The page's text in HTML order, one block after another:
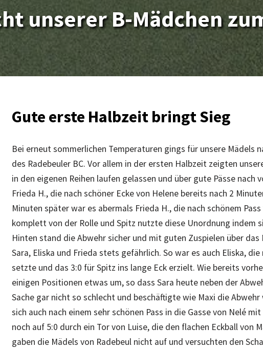
unserer B-Mädchen
Gute erste Halbzeit bringt Sieg
Bei erneut sommerlichen Temperaturen gings für unsere Mädels
des Radebeuler BC. Vor allem in der ersten Halbzeit zeigten
in den eigenen Reihen laufen gelassen und über gute Pässe
Frieda H., die nach schöner Ecke von Helene bereits nach 2
Minuten später war es abermals Frieda H., die nach schönem
komplett von der Rolle und Spitz nutzte diese Unordnung indem
Hinten stand die Abwehr sicher und mit guten Zuspielen über
Sara, Eliska und Frieda stets gefährlich. So war es auch Eliska,
setzte und das 3:0 für Spitz ins lange Eck erzielt. Wie bereits
einigen Positionen etwas um, so dass Sara heute neben der
Sache gar nicht so schlecht und beschäftigte wie Maxi die
sich auch nach einem sehr schönen Pass in die Gasse von Nelé
noch auf 5:0 durch ein Tor von Luise, die den flachen Eckball von
gaben die Mädels von Radebeul nicht auf und versuchten den